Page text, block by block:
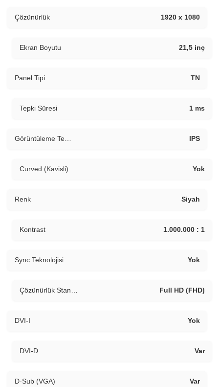
Çözünürlük 1920 x 1080
Ekran Boyutu 21,5 inç
Panel Tipi TN
Tepki Süresi 1 ms
IPS
Curved (Kavisli) Yok
Renk Siyah
Kontrast 1.000.000 : 1
Sync Teknolojisi Yok
Full HD (FHD)
DVI-I Yok
DVI-D Var
D-Sub (VGA) Var